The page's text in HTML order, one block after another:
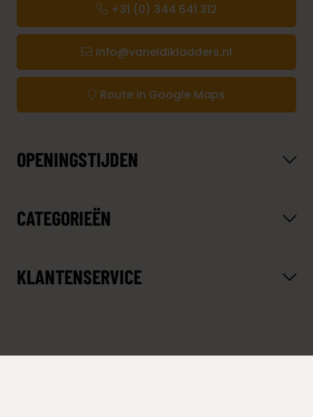
+31 (0) 344 641 312
info@vaneldikladders.nl
Route in Google Maps
OPENINGSTIJDEN
CATEGORIEËN
KLANTENSERVICE